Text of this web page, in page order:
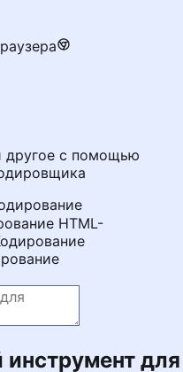
другое с помощью
HTML-
для